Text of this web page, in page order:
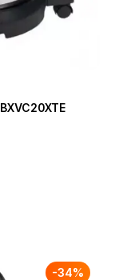
Black & Decker usisivač BXVC20XTE
-34%